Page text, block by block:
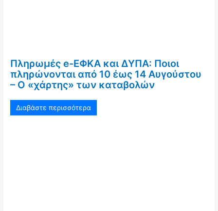
Πληρωμές e-ΕΦΚΑ και ΔΥΠΑ: Ποιοι
πληρώνονται από 10 έως 14 Αυγούστου
– Ο «χάρτης» των καταβολών
Διαβάστε περισσότερα